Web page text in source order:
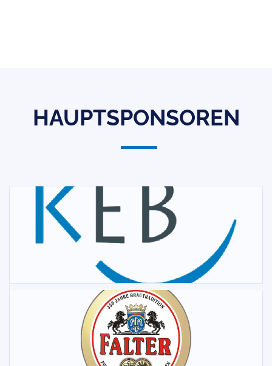
HAUPTSPONSOREN